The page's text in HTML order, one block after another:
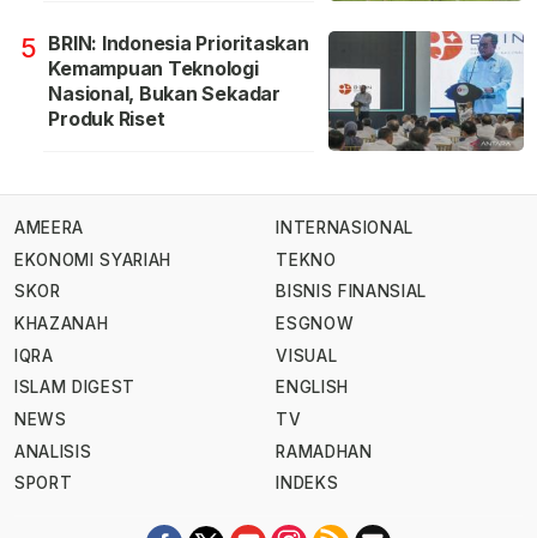
5 BRIN: Indonesia Prioritaskan
Kemampuan Teknologi
Nasional, Bukan Sekadar
Produk Riset
AMEERA
EKONOMI SYARIAH
SKOR
KHAZANAH
IQRA
ISLAM DIGEST
NEWS
ANALISIS
SPORT
INTERNASIONAL
TEKNO
BISNIS FINANSIAL
ESGNOW
VISUAL
ENGLISH
TV
RAMADHAN
INDEKS